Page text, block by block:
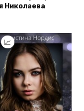
Николаева